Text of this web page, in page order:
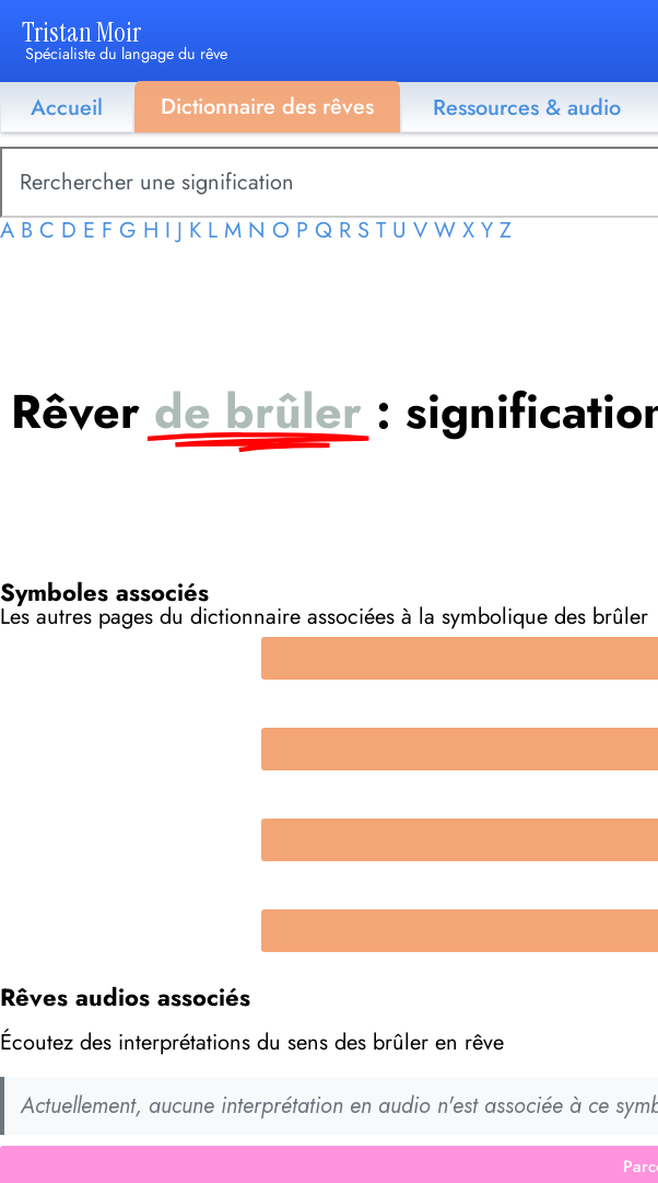
Tristan Moir
Spécialiste du langage du rêve
Accueil Dictionnaire des rêves Ressources & audio
A B C D E F G H I J K L M N O P Q R S T U V W X Y Z
Rêver de brûler :
Symboles associés
Les autres pages du dictionnaire associées à la symbolique des brûler
Rêves audios associés
Écoutez des interprétations du sens des brûler en rêve
Actuellement, aucune interprétation en audio n'est associée à ce